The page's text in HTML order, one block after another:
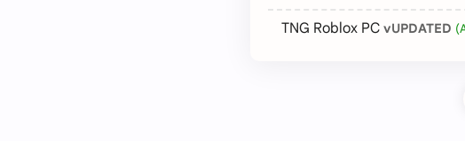
TNG Roblox PC vUPDATED